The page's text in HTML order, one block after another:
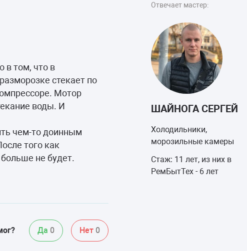
Отвечает мастер:
ШАЙНОГА СЕРГЕЙ
Холодильники,
морозильные камеры
Стаж: 11 лет, из них в
РемБытТех - 6 лет
в том, что в
стекает по
Мотор
воды. И
чем-то доинным
того как
не будет.
Да 0 Нет 0